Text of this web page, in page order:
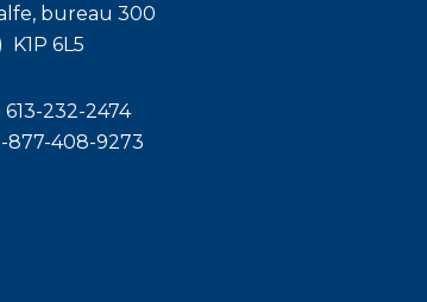
bureau 300
6L5
: 613-232-2474
877-408-9273